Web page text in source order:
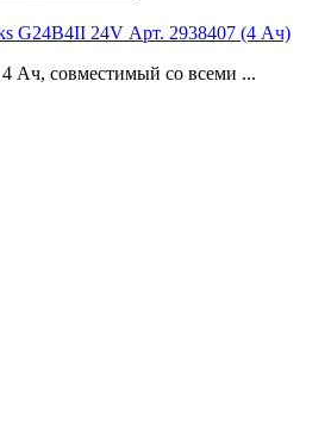
G24B4II 24V Арт. 2938407 (4 Ач)
Ач, совместимый со всеми ...